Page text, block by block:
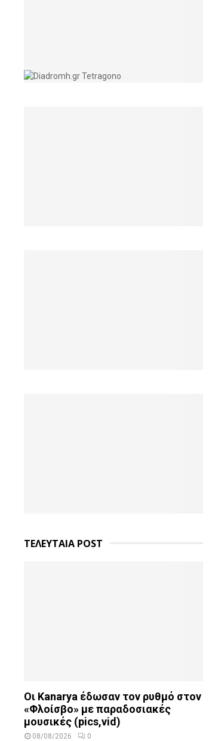
ΤΕΛΕΥΤΑΙΑ POST
Οι Kanarya έδωσαν τον ρυθμό στον
«Φλοίσβο» με παραδοσιακές
μουσικές (pics,vid)
08/08/2026 0